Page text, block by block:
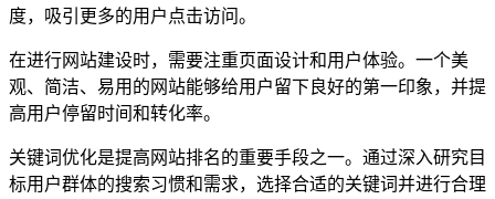
度，吸引更多的用户点击访问。
在进行网站建设时，需要注重页面设计和用户体验。一个美
观、简洁、易用的网站能够给用户留下良好的第一印象，并提
高用户停留时间和转化率。
关键词优化是提高网站排名的重要手段之一。通过深入研究目
标用户群体的搜索习惯和需求，选择合适的关键词并进行合理